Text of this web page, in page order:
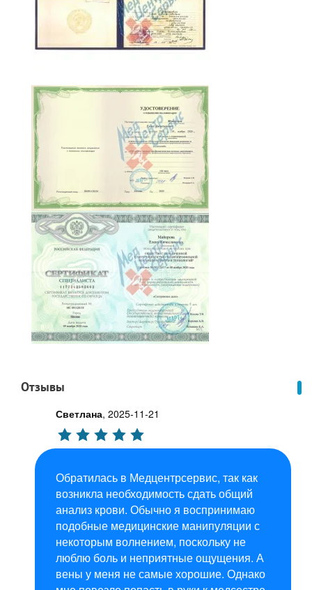
Отзывы
Светлана, 2025-11-21
Обратилась в Медцентрсервис, так как
возникла необходимость сдать общий
анализ крови. Обычно я воспринимаю
подобные медицинские манипуляции с
некоторым волнением, поскольку не
люблю боль и неприятные ощущения. А
вены у меня не самые хорошие. Однако